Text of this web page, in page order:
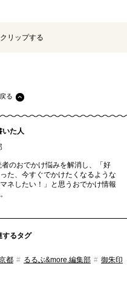
リップする
る
いた人
者のおでかけ悩みを解消し、「好
た、今すぐでかけたくなるような
ネしたい！」と思うおでかけ情報
するタグ
都 るるぶ&more.編集部 御朱印